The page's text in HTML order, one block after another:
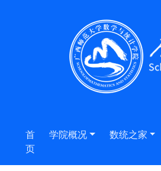
首
页
学院概况 数统之家